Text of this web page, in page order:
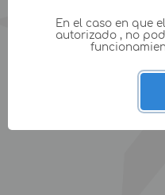
En el caso en que
autorizado , no